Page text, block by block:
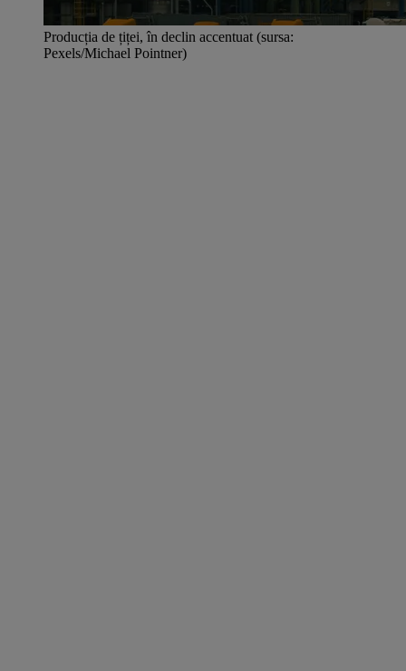
Producția de țiței, în declin accentuat (sursa:
Pexels/Michael Pointner)